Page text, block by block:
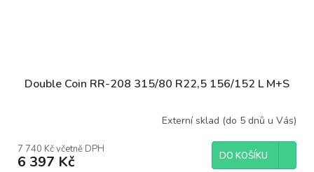
Double Coin RR-208 315/80 R22,5 156/152 L M+S
Externí sklad (do 5 dnů u Vás)
7 740 Kč včetně DPH
6 397 Kč DO KOŠÍKU